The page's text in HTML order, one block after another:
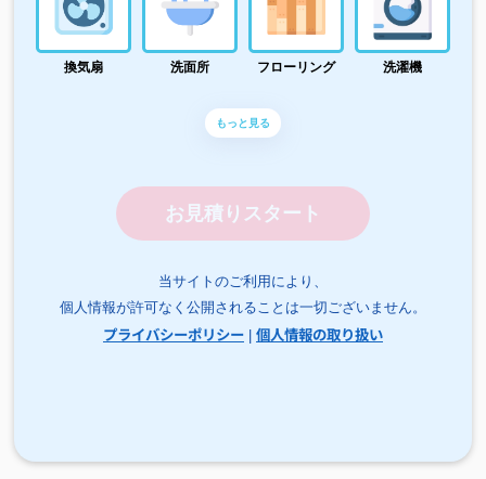
換気扇 洗面所 フローリング 洗濯機
もっと見る
お見積りスタート
当サイトのご利用により、
個人情報が許可なく公開されることは一切ございません。
プライバシーポリシー 個人情報の取り扱い